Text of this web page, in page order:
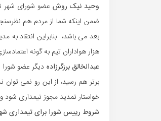
وحید نیک روش عضو شورای شهر
ضمن اینکه شما از مردم هم
هزار هواداران تیم به گونه اعتمادسازی نشده که بتوان از هرکدام
عبدالخالق برزگرزاده دیگر عضو شورا
برتر هم رسید، از این رو نمی
خواستار تمدید مجوز تیمداری شود
شروط رییس شورا برای تیمداری